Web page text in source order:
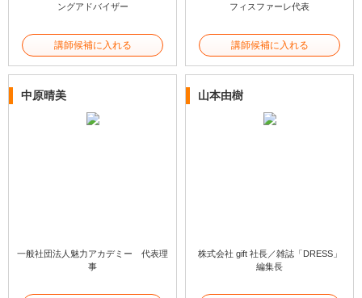
ングアドバイザー
講師候補に入れる
フィスファーレ代表
講師候補に入れる
中原晴美
一般社団法人魅力アカデミー 代表理
事
山本由樹
株式会社 gift 社長／雑誌「DRESS」
編集長